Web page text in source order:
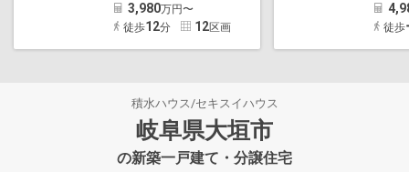
3,980万円〜
徒歩12分 12区画 徒歩
積水ハウス/セキスイハウス
岐阜県大垣市
の新築一戸建て・分譲住宅